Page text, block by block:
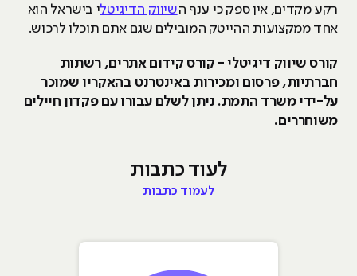
רקע מקדים, אין ספק כי ענף השיווק הדיגיטלי בישראל הוא
אחד ממקצועות ההייטק המובילים שגם אתם תוכלו לרכוש.
קורס שיווק דיגיטלי - קורס קידום אתרים, רשתות
חברתיות, פרסום ומכירות באינטרנט בהאקריו שמוכר
על-ידי משרד התמת. ניתן לשלם עבורו עם פקדון חיילים
משוחררים.
לעוד כתבות
לעמוד כתבות